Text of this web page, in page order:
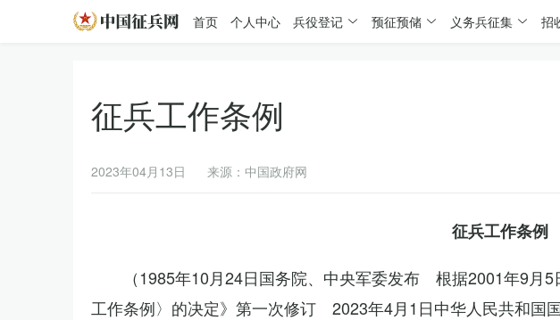
首页 个人中心 兵役登记 预征预储 义务兵征集 招
征兵工作条例
2023年04月13日 来源：中国政府网
征兵工作条例
（1985年10月24日国务院、中央军委发布 根据2001年9月
工作条例〉的决定》第一次修订 2023年4月1日中华人民共和国